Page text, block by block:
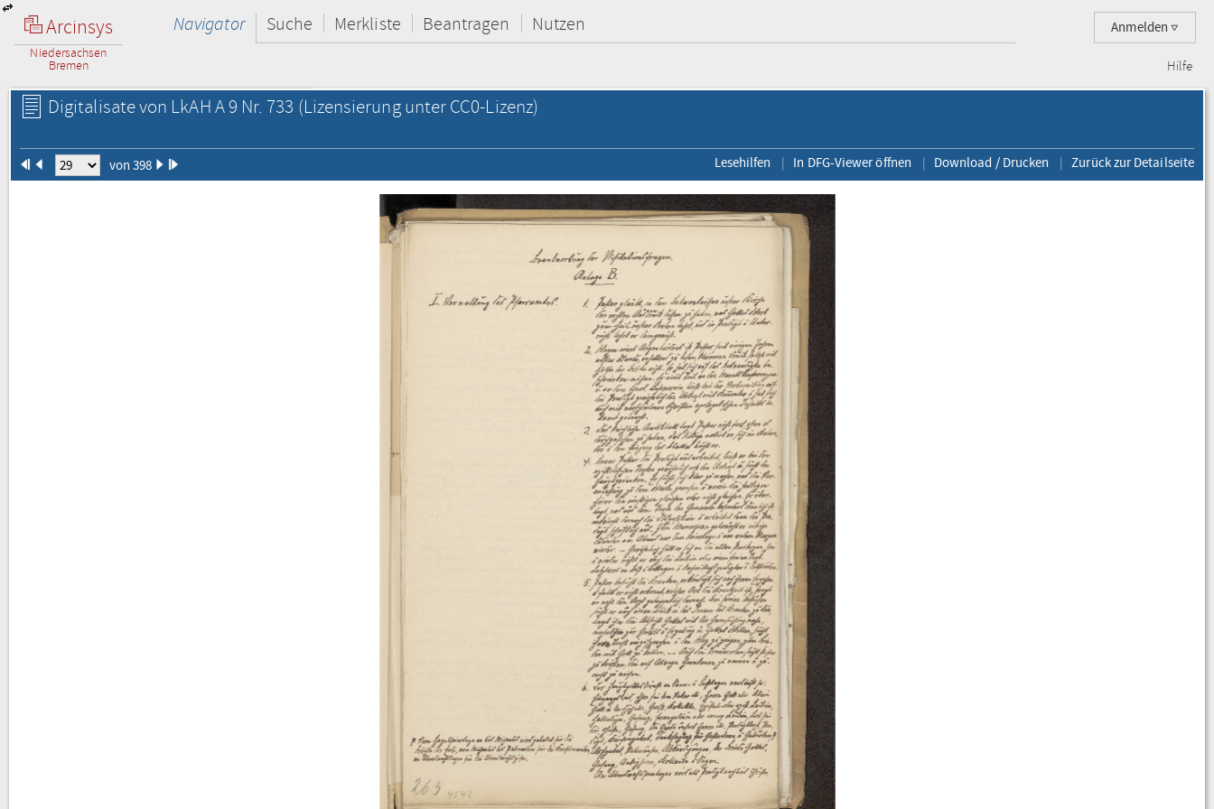
Arcinsys
Niedersachsen
Bremen
Anmelden
Navigator Suche Merkliste Beantragen Nutzen
Hilfe
Digitalisate von LkAH A 9 Nr. 733 (Lizensierung unter CC0-Lizenz)
von 398 Lesehilfen In DFG-Viewer öffnen Download / Drucken Zurück zur Detailseite